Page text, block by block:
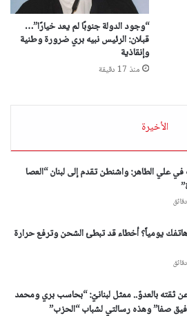
“وجود الدولة جنوبًا لم يعد خيارًا”…
قبلان: الرئيس نبيه بري ضرورة وطنية
وإنقاذية
منذ 17 دقيقة
الأخيرة
علي الطاهر: واشنطن تقدم إلى لبنان “العصا
يومياً؟ أخطاء قد تبطئ الشحن وترفع حرارة
ثقته بالعدوّ.. ممثل لبنانيّ: “بحاسب بري ومحمد
صفا” وهذه رسالتي لشباب “الحزب”